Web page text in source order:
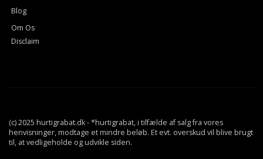
Blog
Om Os
Disclaim
(c) 2025 hurtigrabat.dk - *hurtigrabat, i tilfælde af salg fra vores
henvisninger, modtage et mindre beløb. Et evt. overskud vil blive brugt
til, at vedligeholde og udvikle siden.